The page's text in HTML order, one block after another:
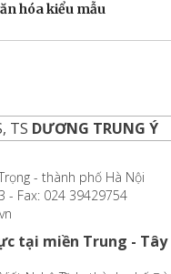
hóa kiểu mẫu
TS DƯƠNG TRUNG Ý
- thành phố Hà Nội
- Fax: 024 39429754
tại miền Trung - Tây